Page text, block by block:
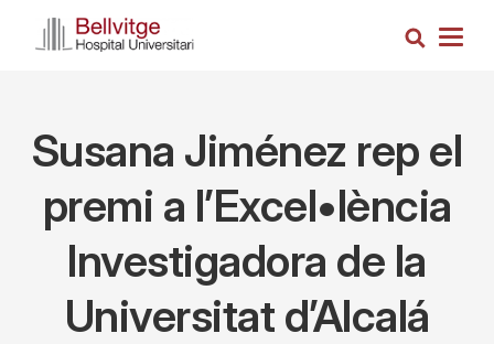
Search
Susana Jiménez rep el
premi a l’Excel•lència
Investigadora de la
Universitat d’Alcalá